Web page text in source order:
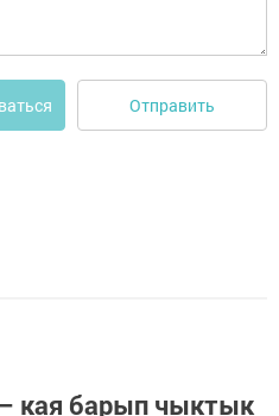
Отправить
кая барып чыктык